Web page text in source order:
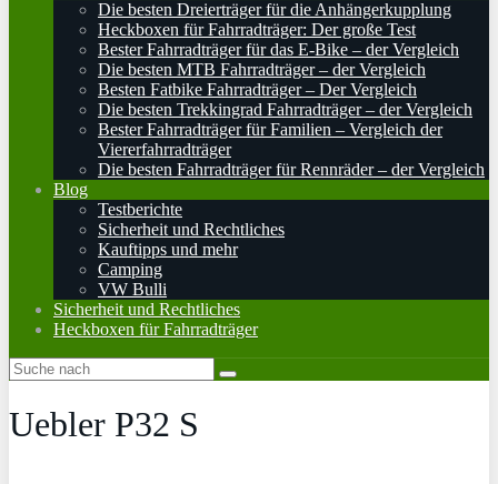
Die besten Dreierträger für die Anhängerkupplung
Heckboxen für Fahrradträger: Der große Test
Bester Fahrradträger für das E-Bike – der Vergleich
Die besten MTB Fahrradträger – der Vergleich
Besten Fatbike Fahrradträger – Der Vergleich
Die besten Trekkingrad Fahrradträger – der Vergleich
Bester Fahrradträger für Familien – Vergleich der
Viererfahrradträger
Die besten Fahrradträger für Rennräder – der Vergleich
Blog
Testberichte
Sicherheit und Rechtliches
Kauftipps und mehr
Camping
VW Bulli
Sicherheit und Rechtliches
Heckboxen für Fahrradträger
Uebler P32 S